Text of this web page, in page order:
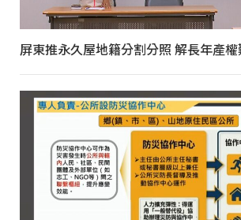
屏東推永久屋地籍分割分照 解長年產